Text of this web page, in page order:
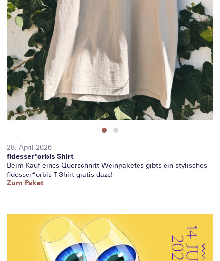
28. April 2026
fidesser*orbis Shirt
Beim Kauf eines Querschnitt-Weinpaketes gibts ein stylisches
fidesser*orbis T-Shirt gratis dazu!
Zum Paket